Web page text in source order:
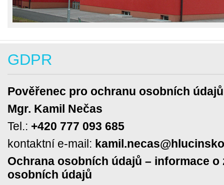
GDPR
Pověřenec pro ochranu osobních údajů
Mgr. Kamil Nečas
Tel.: +420 777 093 685
kontaktní e-mail:
Ochrana osobních údajů – informace o
osobních údajů